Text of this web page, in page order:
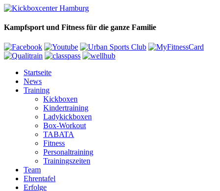
Kampfsport und Fitness für die ganze Familie
Startseite
News
Training
Kickboxen
Kindertraining
Ladykickboxen
Box-Workout
TABATA
Fitness
Personaltraining
Trainingszeiten
Team
Ehrentafel
Erfolge